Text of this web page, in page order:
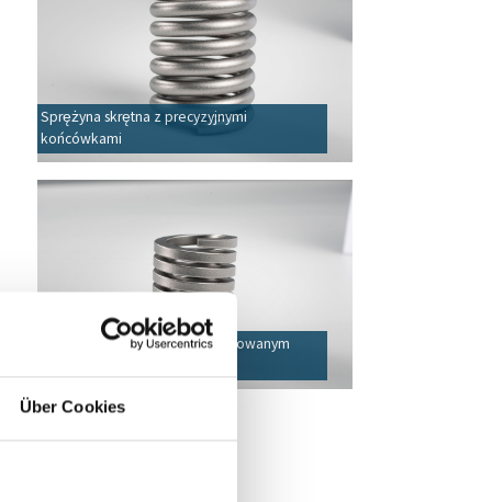
Über Cookies
Sprężyna skrętna z precyzyjnymi
końcówkami
Sprężyna skrętna o zoptymalizowanym